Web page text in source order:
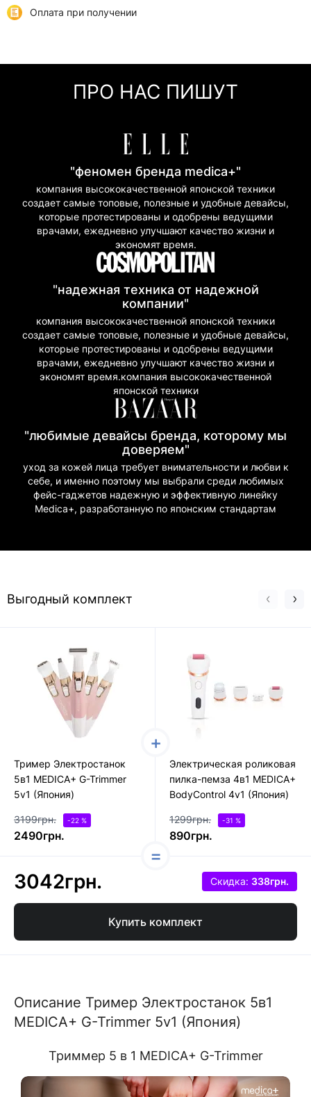
Оплата при получении
Покупка частями (Моно Банк)
ПРО НАС ПИШУТ
"феномен бренда medica+"
компания высококачественной японской техники
создает самые топовые, полезные и удобные девайсы,
которые протестированы и одобрены ведущими
врачами, ежедневно улучшают качество жизни и
экономят время.
"надежная техника от надежной
компании"
компания высококачественной японской техники
создает самые топовые, полезные и удобные девайсы,
которые протестированы и одобрены ведущими
врачами, ежедневно улучшают качество жизни и
экономят время.компания высококачественной
японской техники
"любимые девайсы бренда, которому мы
доверяем"
уход за кожей лица требует внимательности и любви к
себе, и именно поэтому мы выбрали среди любимых
фейс-гаджетов надежную и эффективную линейку
Medica+, разработанную по японским стандартам
Выгодный комплект
Тример Электростанок
5в1 MEDICA+ G-Trimmer
5v1 (Япония)
3199грн. -22 %
2490грн.
Электрическая роликовая
пилка-пемза 4в1 MEDICA+
BodyControl 4v1 (Япония)
1299грн. -31 %
890грн.
3042грн. Скидка: 338грн.
Купить комплект
Описание Тример Электростанок 5в1
MEDICA+ G-Trimmer 5v1 (Япония)
Триммер 5 в 1 MEDICA+ G-Trimmer